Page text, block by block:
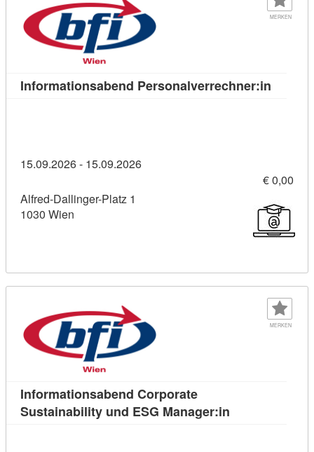
MERKEN
Informationsabend Personalverrechner:in
15.09.2026 - 15.09.2026
€ 0,00
Alfred-Dallinger-Platz 1
1030 Wien
MERKEN
Informationsabend Corporate
Sustainability und ESG Manager:in